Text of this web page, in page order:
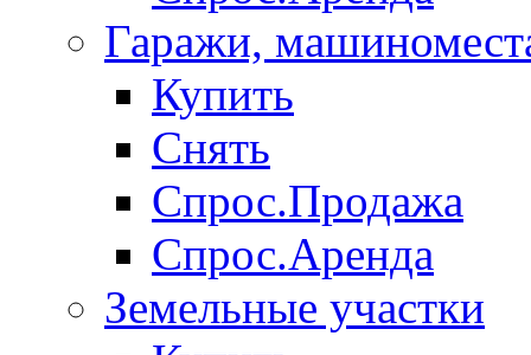
Гаражи,
Купить
Снять
Спрос.Продажа
Спрос.Аренда
Земельные участки